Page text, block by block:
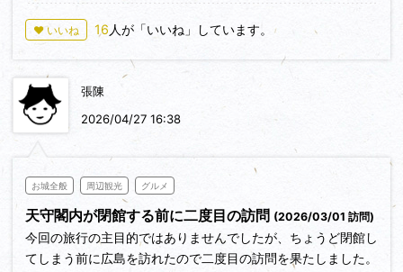
ぎて，赤いロゴの東横インへ。このホテルのことは，にのまる
さんがレポートしておりますので割愛します。
にのまるさん，この時点でもまだまだ気が抜けなかったんです
よ。ねぎらいのお言葉，ありがとうございますm(__)m
すでに，トラブルさえも楽しんでいるような…<苦笑>。
さて，広島県内の大雨ピークは概ねこの日の夕方～夜間にかけ
て。ふと，赤い城さんのクイズで出題された「広島城の暗渠」
を思い出しました。以前は素通りし，撮影もしておりません。
これは赤い城さんにいざなわれたのか，雨にいざなわれたの
か…☔
天守はすでに入れませんが，三の丸歴史館を建設中のハズ。ち
♥ いいね 16 人が「いいね」しています。
張陳
2026/04/27 16:38
お城全般 周辺観光 グルメ
天守閣内が閉館する前に二度目の訪問 (2026/03/01 訪問)
今回の旅行の主目的ではありませんでしたが、ちょうど閉館し
てしまう前に広島を訪れたので二度目の訪問を果たしました。